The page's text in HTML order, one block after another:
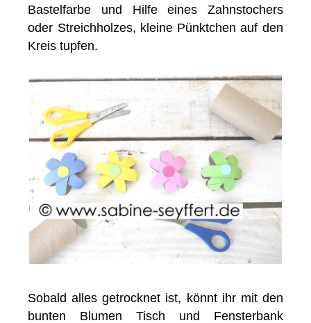
Bastelfarbe und Hilfe eines Zahnstochers
oder Streichholzes, kleine Pünktchen auf den
Kreis tupfen.
Sobald alles getrocknet ist, könnt ihr mit den
bunten Blumen Tisch und Fensterbank